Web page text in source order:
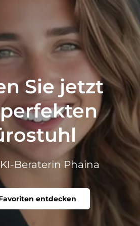
Sie jetzt
Beraterin Phaina
entdecken